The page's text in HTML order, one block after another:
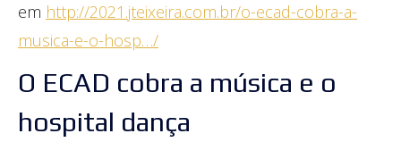
em http://2021.jteixeira.com.br/o-ecad-cobra-a-
musica-e-o-hosp…/
O ECAD cobra a música e o
hospital dança